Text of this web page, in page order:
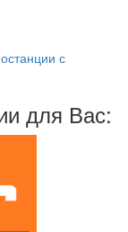
с
для Вас: